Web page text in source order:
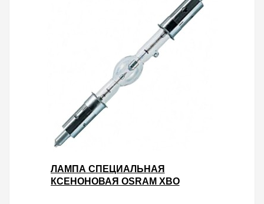
ЛАМПА СПЕЦИАЛЬНАЯ
КСЕНОНОВАЯ OSRAM XBO